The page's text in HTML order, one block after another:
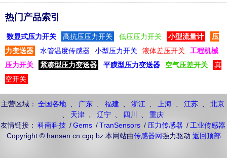
热门产品索引
数显式压力开关 高抗压压力开关 低压压力开关 小型流量计
压
力变送器
水管温度传感器 小型压力开关 液体差压开关
工程机械
压力开关
紧凑型压力变送器 平膜型压力变送器 空气压差开关
真
空开关
主营区域： 全国各地、 广东、 福建、 浙江、 上海、 江苏、 北京
、 天津、 辽宁、 四川、 重庆
友情链接： 科南科技/ Gems/ TranSensors /压力传感器 /工业传感器
Copyright © hansen.cn.cgq.bz 本网站由传感器网强力驱动返回顶部